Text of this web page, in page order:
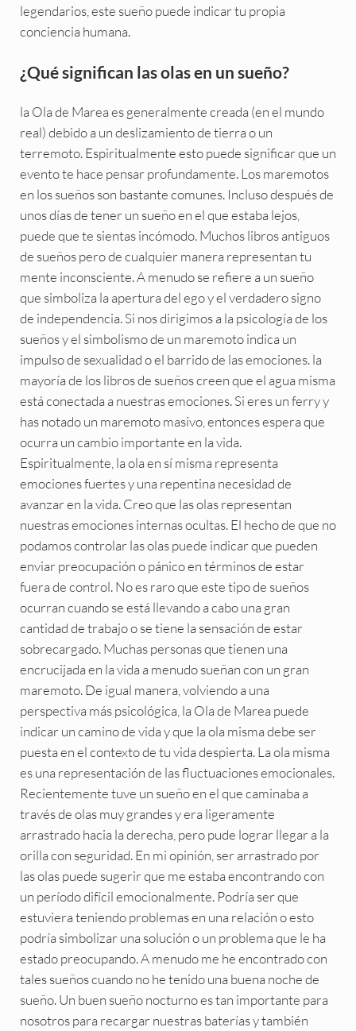
legendarios, este sueño puede indicar tu propia
conciencia humana.
¿Qué significan las olas en un sueño?
la Ola de Marea es generalmente creada (en el mundo
real) debido a un deslizamiento de tierra o un
terremoto. Espiritualmente esto puede significar que un
evento te hace pensar profundamente. Los maremotos
en los sueños son bastante comunes. Incluso después de
unos días de tener un sueño en el que estaba lejos,
puede que te sientas incómodo. Muchos libros antiguos
de sueños pero de cualquier manera representan tu
mente inconsciente. A menudo se refiere a un sueño
que simboliza la apertura del ego y el verdadero signo
de independencia. Si nos dirigimos a la psicología de los
sueños y el simbolismo de un maremoto indica un
impulso de sexualidad o el barrido de las emociones. la
mayoría de los libros de sueños creen que el agua misma
está conectada a nuestras emociones. Si eres un ferry y
has notado un maremoto masivo, entonces espera que
ocurra un cambio importante en la vida.
Espiritualmente, la ola en sí misma representa
emociones fuertes y una repentina necesidad de
avanzar en la vida. Creo que las olas representan
nuestras emociones internas ocultas. El hecho de que no
podamos controlar las olas puede indicar que pueden
enviar preocupación o pánico en términos de estar
fuera de control. No es raro que este tipo de sueños
ocurran cuando se está llevando a cabo una gran
cantidad de trabajo o se tiene la sensación de estar
sobrecargado. Muchas personas que tienen una
encrucijada en la vida a menudo sueñan con un gran
maremoto. De igual manera, volviendo a una
perspectiva más psicológica, la Ola de Marea puede
indicar un camino de vida y que la ola misma debe ser
puesta en el contexto de tu vida despierta. La ola misma
es una representación de las fluctuaciones emocionales.
Recientemente tuve un sueño en el que caminaba a
través de olas muy grandes y era ligeramente
arrastrado hacia la derecha, pero pude lograr llegar a la
orilla con seguridad. En mi opinión, ser arrastrado por
las olas puede sugerir que me estaba encontrando con
un período difícil emocionalmente. Podría ser que
estuviera teniendo problemas en una relación o esto
podría simbolizar una solución o un problema que le ha
estado preocupando. A menudo me he encontrado con
tales sueños cuando no he tenido una buena noche de
sueño. Un buen sueño nocturno es tan importante para
nosotros para recargar nuestras baterías y también